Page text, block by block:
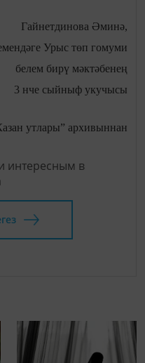
Гайнетдинова Әминә,
Урыс төп гомуми
белем бирү мәктәбенең
3 нче сыйныф укучысы
утлары” архивыннан
интересным в